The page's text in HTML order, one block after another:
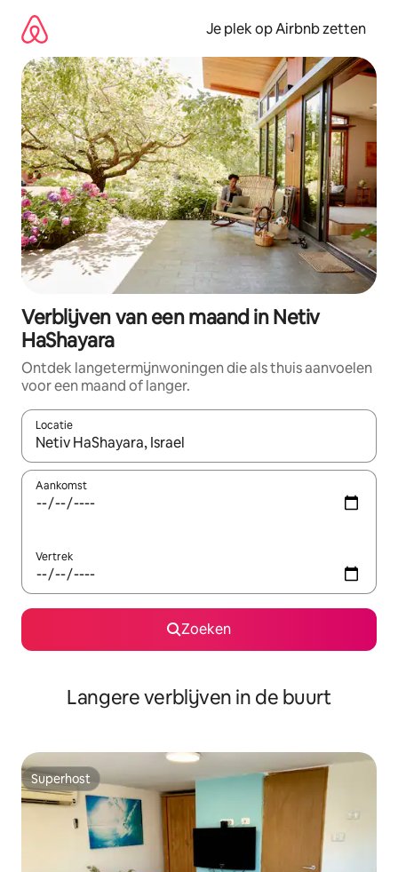
direct
naar
inhoud
Je plek op Airbnb zetten
Verblijven van een maand in Netiv
HaShayara
Ontdek langetermijnwoningen die als thuis aanvoelen
voor een maand of langer.
Locatie
Wanneer er resultaten beschikbaar zijn, maak je een keuze
Aankomst
Vertrek
Zoeken
Langere verblijven in de buurt
Superhost
Superhost